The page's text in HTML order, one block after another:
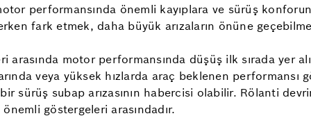
performansında önemli kayıplara ve sürüş
fark etmek, daha büyük arızaların önüne
arasında motor performansında düşüş ilk sırada yer
veya yüksek hızlarda araç beklenen
bir sürüş subap arızasının habercisi olabilir. Rölanti
göstergeleri arasındadır.